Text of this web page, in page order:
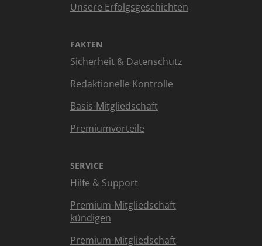
Unsere Erfolgsgeschichten
FAKTEN
Sicherheit & Datenschutz
Redaktionelle Kontrolle
Basis-Mitgliedschaft
Premiumvorteile
SERVICE
Hilfe & Support
Premium-Mitgliedschaft
kündigen
Premium-Mitgliedschaft